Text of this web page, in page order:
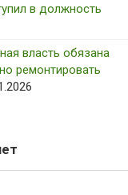
в должность
власть обязана
ремонтировать